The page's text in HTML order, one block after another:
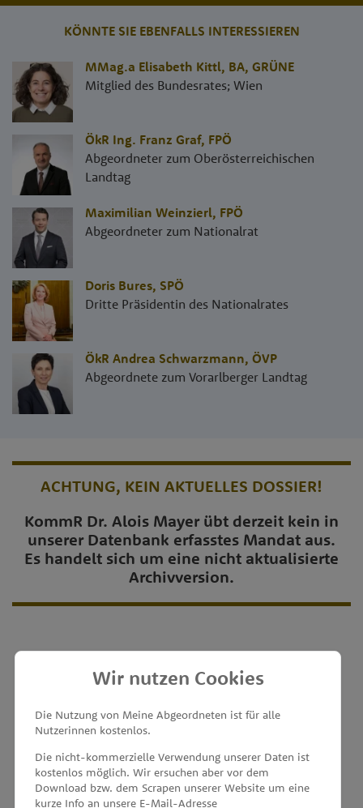
KÖNNTE SIE EBENFALLS INTERESSIEREN
MMag.a Elisabeth Kittl, BA, GRÜNE
Mitglied des Bundesrates; Wien
ÖkR Ing. Franz Graf, FPÖ
Abgeordneter zum Oberösterreichischen
Landtag
Maximilian Weinzierl, FPÖ
Abgeordneter zum Nationalrat
Doris Bures, SPÖ
Dritte Präsidentin des Nationalrates
ÖkR Andrea Schwarzmann, ÖVP
Abgeordnete zum Vorarlberger Landtag
ACHTUNG, KEIN AKTUELLES DOSSIER!
KommR Dr. Alois Mayer übt derzeit kein in
unserer Datenbank erfasstes Mandat aus.
Es handelt sich um eine nicht aktualisierte
Archivversion.
MEINE ABGEORDNETEN
unterstützt von
Wir nutzen Cookies
Die Nutzung von Meine Abgeordneten ist für alle
Nutzerinnen kostenlos.
Die nicht-kommerzielle Verwendung unserer Daten ist
kostenlos möglich. Wir ersuchen aber vor dem
Download bzw. dem Scrapen unserer Website um eine
kurze Info an unsere E-Mail-Adresse